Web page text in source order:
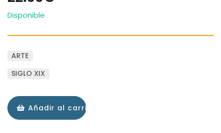
Disponible
ARTE
SIGLO XIX
Añadir al carrito